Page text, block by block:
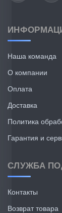
Наша команда
О компании
Оплата
Доставка
Политика
Гарантия и
СЛУЖБА
Контакты
Возврат товара